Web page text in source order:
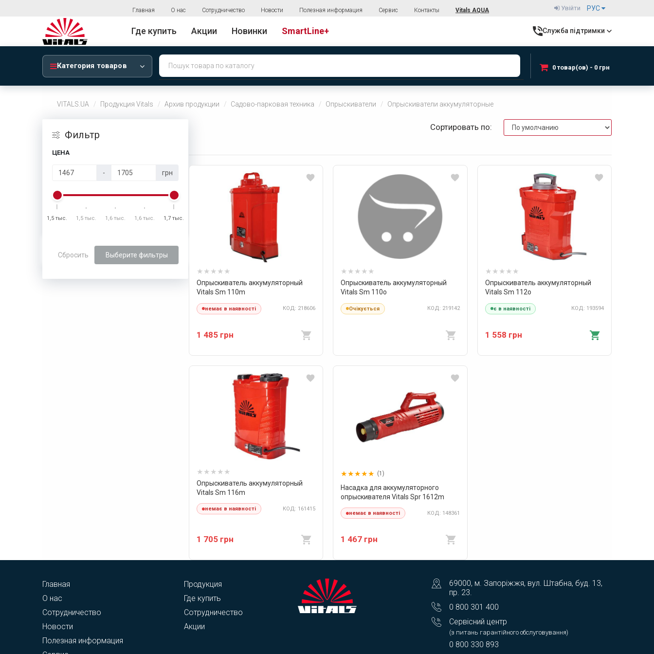
Главная О нас Сотрудничество Новости Полезная информация Сервис Контакты Vitals AQUA РУС
Увійти
Где купить Акции Новинки SmartLine+ Служба підтримки
Категория товаров 0 товар(ов) - 0 грн
VITALS.UA Продукция Vitals Архив продукции Садово-парковая техника Опрыскиватели Опрыскиватели аккумуляторные
Фильтр
ЦЕНА
- грн
1,5 тыс. 1,5 тыс. 1,6 тыс. 1,6 тыс. 1,7 тыс.
Сбросить Выберите фильтры
Сортировать по:
Опрыскиватель аккумуляторный
Vitals Sm 110m
немає в наявності КОД: 218606
1 485 грн
Опрыскиватель аккумуляторный
Vitals Sm 110о
Очікується КОД: 219142
Опрыскиватель аккумуляторный
Vitals Sm 112о
є в наявності КОД: 193594
1 558 грн
Опрыскиватель аккумуляторный
Vitals Sm 116m
немає в наявності КОД: 161415
1 705 грн
(1)
Насадка для аккумуляторного
опрыскивателя Vitals Spr 1612m
немає в наявності КОД: 148361
1 467 грн
Главная
О нас
Сотрудничество
Новости
Полезная информация
Продукция
Где купить
Сотрудничество
Акции
69000, м. Запоріжжя, вул. Штабна, буд. 13,
пр. 23.
0 800 301 400
Сервісний центр
(з питань гарантійного обслуговування)
0 800 330 893